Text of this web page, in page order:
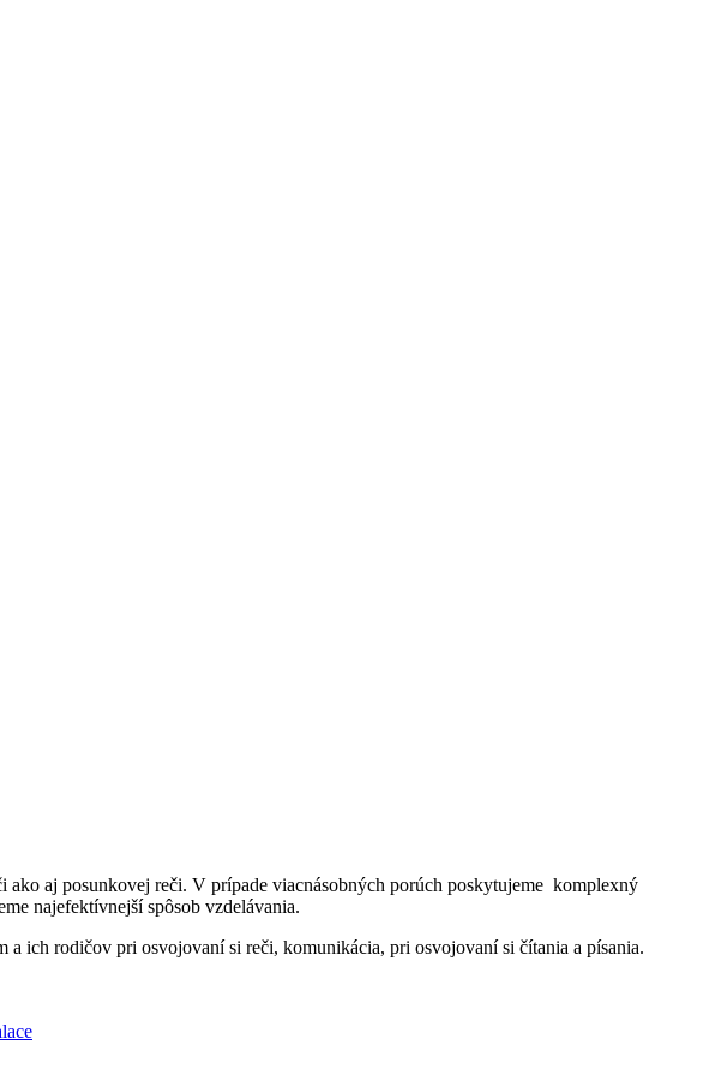
aj posunkovej reči. V prípade viacnásobných porúch poskytujeme komplexný
najefektívnejší spôsob vzdelávania.
ich rodičov pri osvojovaní si reči, komunikácia, pri osvojovaní si čítania a písania.